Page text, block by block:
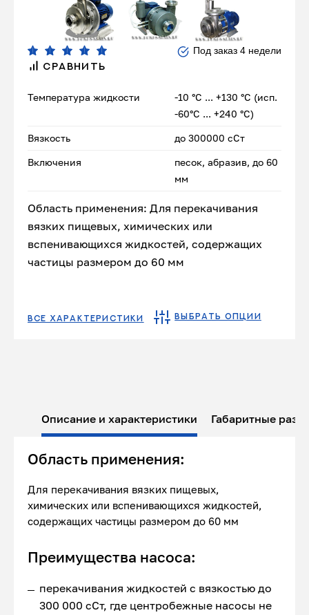
Под заказ 4 недели
СРАВНИТЬ
Температура жидкости
-10 °С ... +130 °С (исп.
-60°С ... +240 °С)
Вязкость до 300000 сСт
Включения
песок, абразив, до 60
мм
Область применения: Для перекачивания
вязких пищевых, химических или
вспенивающихся жидкостей, содержащих
частицы размером до 60 мм
ВСЕ ХАРАКТЕРИСТИКИ ВЫБРАТЬ ОПЦИИ
Описание и характеристики Габаритные
Область применения:
Для перекачивания вязких пищевых,
химических или вспенивающихся жидкостей,
содержащих частицы размером до 60 мм
Преимущества насоса:
перекачивания жидкостей с вязкостью до
300 000 сСт, где центробежные насосы не